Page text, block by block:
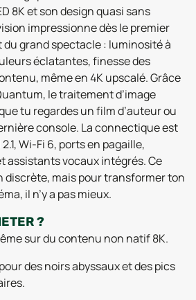
8K et son design quasi sans
impressionne dès le premier
du grand spectacle : luminosité à
éclatantes, finesse des
même en 4K upscalé. Grâce
le traitement d’image
tu regardes un film d’auteur ou
console. La connectique est
Wi-Fi 6, ports en pagaille,
assistants vocaux intégrés. Ce
discrète, mais pour transformer ton
il n’y a pas mieux.
?
sur du contenu non natif 8K.
des noirs abyssaux et des pics